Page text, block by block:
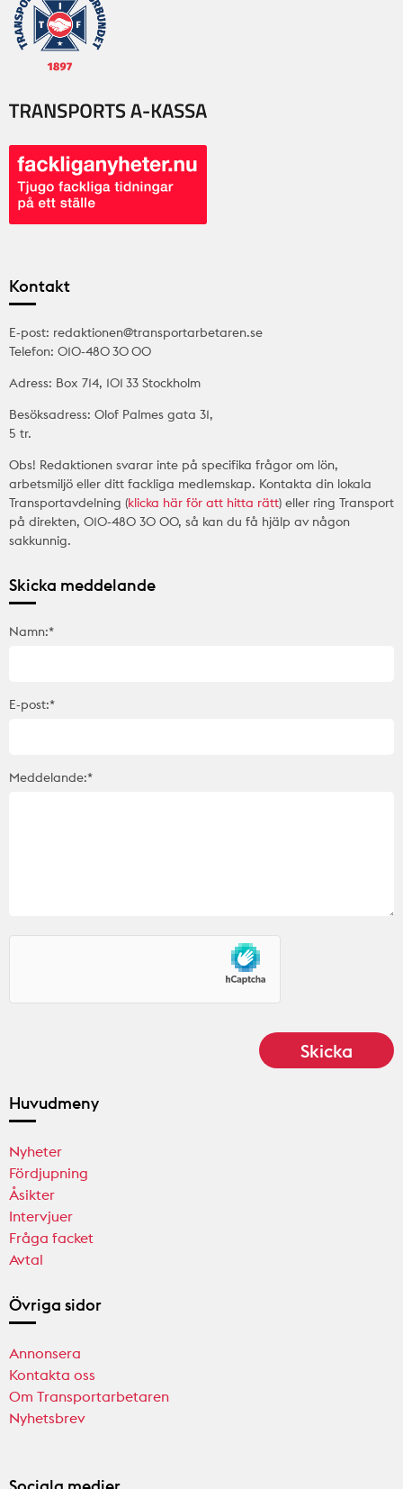
Kontakt
E-post: redaktionen@transportarbetaren.se
Telefon: 010-480 30 00
Adress: Box 714, 101 33 Stockholm
Besöksadress: Olof Palmes gata 31,
5 tr.
Obs! Redaktionen svarar inte på specifika frågor om lön,
arbetsmiljö eller ditt fackliga medlemskap. Kontakta din lokala
Transportavdelning (klicka här för att hitta rätt) eller ring Transport
på direkten, 010-480 30 00, så kan du få hjälp av någon
sakkunnig.
Skicka meddelande
Namn:*
E-post:*
Meddelande:*
Huvudmeny
Nyheter
Fördjupning
Åsikter
Intervjuer
Fråga facket
Avtal
Övriga sidor
Annonsera
Kontakta oss
Om Transportarbetaren
Nyhetsbrev